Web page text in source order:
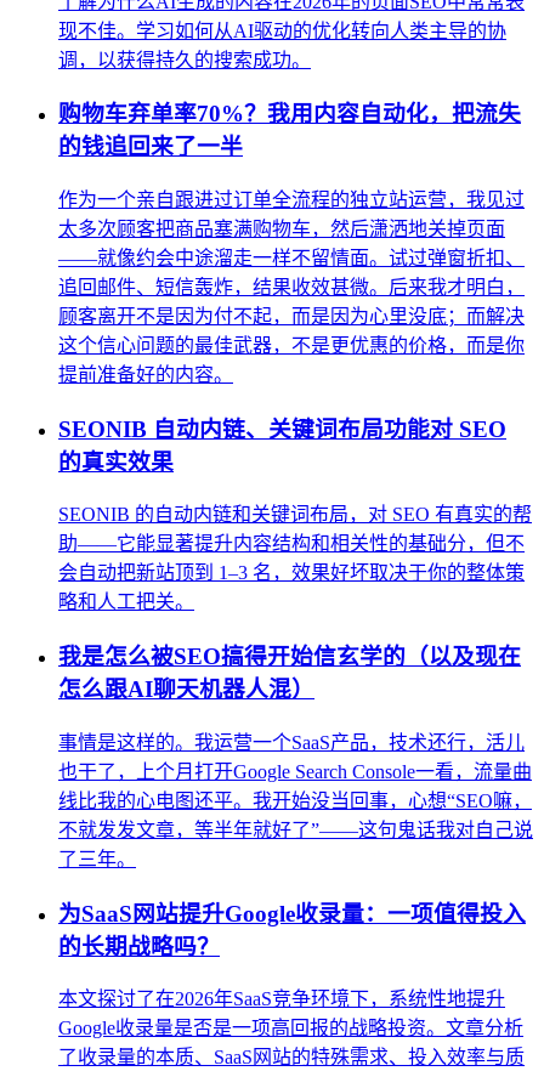
现不佳。学习如何从AI驱动的优化转向人类主导的协
调，以获得持久的搜索成功。
购物车弃单率70%？我用内容自动化，把流失
的钱追回来了一半
作为一个亲自跟进过订单全流程的独立站运营，我见过
太多次顾客把商品塞满购物车，然后潇洒地关掉页面
——就像约会中途溜走一样不留情面。试过弹窗折扣、
追回邮件、短信轰炸，结果收效甚微。后来我才明白，
顾客离开不是因为付不起，而是因为心里没底；而解决
这个信心问题的最佳武器，不是更优惠的价格，而是你
提前准备好的内容。
SEONIB 自动内链、关键词布局功能对 SEO
的真实效果
SEONIB 的自动内链和关键词布局，对 SEO 有真实的帮
助——它能显著提升内容结构和相关性的基础分，但不
会自动把新站顶到 1–3 名，效果好坏取决于你的整体策
略和人工把关。
我是怎么被SEO搞得开始信玄学的（以及现在
怎么跟AI聊天机器人混）
事情是这样的。我运营一个SaaS产品，技术还行，活儿
也干了，上个月打开Google Search Console一看，流量曲
线比我的心电图还平。我开始没当回事，心想“SEO嘛，
不就发发文章，等半年就好了”——这句鬼话我对自己说
了三年。
为SaaS网站提升Google收录量：一项值得投入
的长期战略吗？
本文探讨了在2026年SaaS竞争环境下，系统性地提升
Google收录量是否是一项高回报的战略投资。文章分析
了收录量的本质、SaaS网站的特殊需求、投入效率与质